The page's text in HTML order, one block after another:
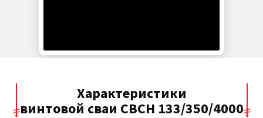
Характеристики
винтовой сваи СВСН 133/350/4000